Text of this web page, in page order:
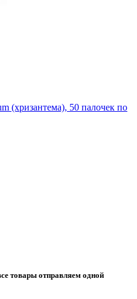
(хризантема), 50 палочек по
товары отправляем одной